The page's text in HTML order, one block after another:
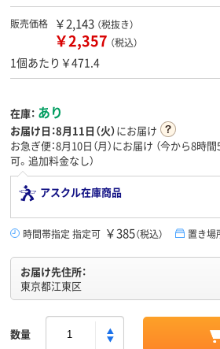
販売価格 ￥2,143 （税抜き）
￥2,357 （税込）
1個あたり￥471.4
在庫： あり
お届け日：8月11日（火）にお届け
お急ぎ便：8月10日（月）にお届け （今から8時間
可。追加料金なし）
アスクル在庫商品
時間帯指定 指定可 ￥385（税込） 置き場
お届け先住所：
東京都江東区
数量